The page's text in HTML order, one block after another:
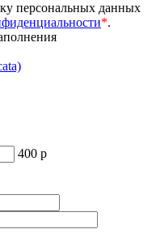
персональных данных
*.
400 р